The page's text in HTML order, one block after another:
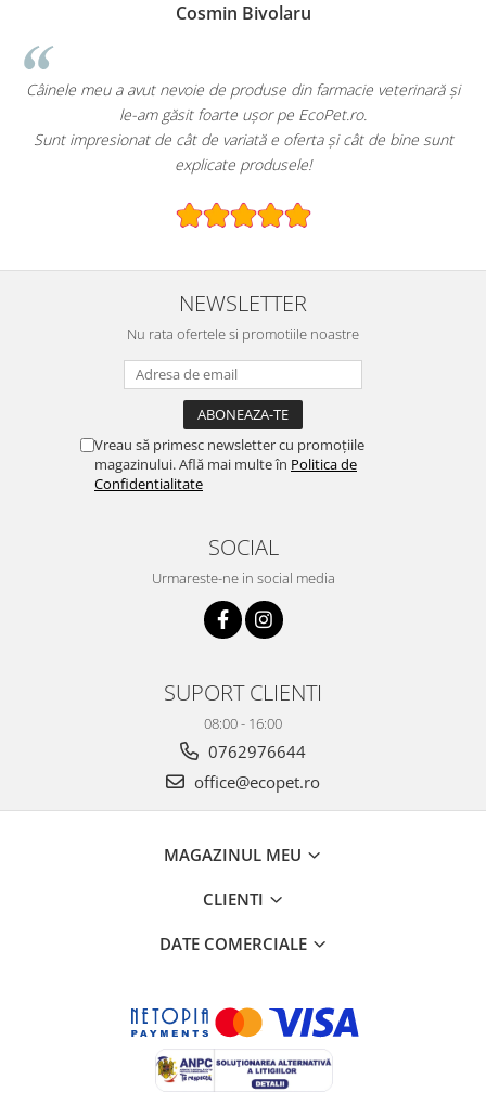
Cosmin Bivolaru
meu a avut nevoie de produse din farmacie veterinară și
le-am găsit foarte ușor pe EcoPet.ro.
Sunt impresionat de cât de variată e oferta și cât de bine sunt
explicate produsele!
NEWSLETTER
Nu rata ofertele si promotiile noastre
Vreau să primesc newsletter cu promoțiile
magazinului. Află mai multe în Politica de
Confidentialitate
SOCIAL
Urmareste-ne in social media
SUPORT CLIENTI
08:00 - 16:00
0762976644
office@ecopet.ro
MAGAZINUL MEU
CLIENTI
DATE COMERCIALE